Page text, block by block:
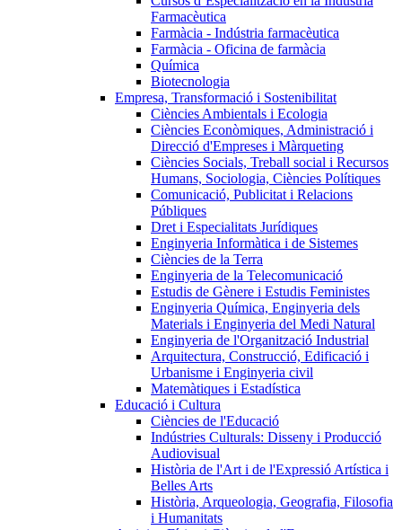
Farmacèutica
Farmàcia - Indústria farmacèutica
Farmàcia - Oficina de farmàcia
Química
Biotecnologia
Empresa, Transformació i Sostenibilitat
Ciències Ambientals i Ecologia
Ciències Econòmiques, Administració i
Direcció d'Empreses i Màrqueting
Ciències Socials, Treball social i Recursos
Humans, Sociologia, Ciències Polítiques
Comunicació, Publicitat i Relacions
Públiques
Dret i Especialitats Jurídiques
Enginyeria Informàtica i de Sistemes
Ciències de la Terra
Enginyeria de la Telecomunicació
Estudis de Gènere i Estudis Feministes
Enginyeria Química, Enginyeria dels
Materials i Enginyeria del Medi Natural
Enginyeria de l'Organització Industrial
Arquitectura, Construcció, Edificació i
Urbanisme i Enginyeria civil
Matemàtiques i Estadística
Educació i Cultura
Ciències de l'Educació
Indústries Culturals: Disseny i Producció
Audiovisual
Història de l'Art i de l'Expressió Artística i
Belles Arts
Història, Arqueologia, Geografia, Filosofia
i Humanitats